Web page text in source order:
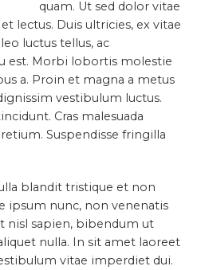
quam. Ut sed dolor vitae
lectus. Duis ultricies, ex vitae
luctus tellus, ac
est. Morbi lobortis molestie
a. Proin et magna a metus
vestibulum luctus.
Cras malesuada
Suspendisse fringilla
blandit tristique et non
ipsum nunc, non venenatis
nisl sapien, bibendum ut
nulla. In sit amet laoreet
vitae imperdiet dui.